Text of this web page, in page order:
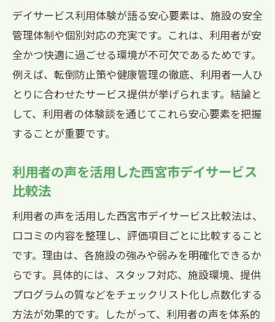
デイサービス利用体験が語る安心要素は、施設の安全
管理体制や個別対応の充実です。これは、利用者が安
全かつ快適に過ごせる環境が不可欠であるためです。
例えば、転倒防止策や健康管理の徹底、利用者一人ひ
とりに合わせたサービス提供が挙げられます。結論と
して、利用者の体験談を通じてこれら安心要素を把握
することが重要です。
利用者の声を活用した西宮市デイサービス
比較法
利用者の声を活用した西宮市デイサービス比較法は、
口コミの内容を整理し、評価項目ごとに比較すること
です。理由は、各施設の強みや弱みを明確化できるか
らです。具体的には、スタッフ対応、施設環境、提供
プログラムの質などをチェックリスト化し点数化する
方法が効果的です。したがって、利用者の声を体系的